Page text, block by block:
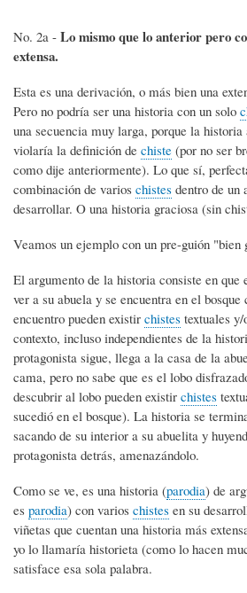
No. 2a - Lo mismo que lo anterior pero
extensa.
Esta es una derivación, o más bien una
Pero no podría ser una historia con un solo
una secuencia muy larga, porque la
violaría la definición de chiste (por no ser
como dije anteriormente). Lo que sí,
combinación de varios chistes dentro de un
desarrollar. O una historia graciosa (sin
Veamos un ejemplo con un pre-guión "bien
El argumento de la historia consiste en que
ver a su abuela y se encuentra en el bosque
encuentro pueden existir chistes textuales
contexto, incluso independientes de la
protagonista sigue, llega a la casa de la
cama, pero no sabe que es el lobo
descubrir al lobo pueden existir chistes
sucedió en el bosque). La historia se
sacando de su interior a su abuelita y
protagonista detrás, amenazándolo.
Como se ve, es una historia (parodia) de
es parodia) con varios chistes en su
viñetas que cuentan una historia más
yo lo llamaría historieta (como lo hacen
satisface esa sola palabra.